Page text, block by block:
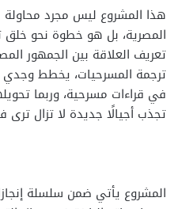
هذا المشروع ليس مجرد
المصرية، بل هو خطوة نحو خلق
تعريف العلاقة بين الجمهور
ترجمة المسرحيات، يخطط
في قراءات مسرحية، وربما
تجذب أجيالًا جديدة لا تزال
المشروع يأتي ضمن سلسلة